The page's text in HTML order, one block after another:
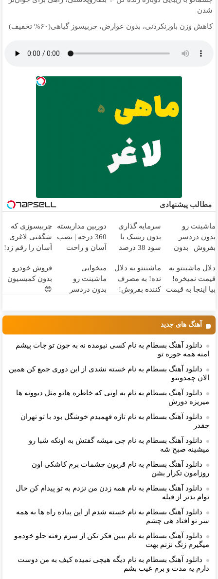
شدن
کاهش وزن باورنکردنی، بدون عوارض، چربیسوز گیاهی(۶۰% تخفیف)
مطالب پیشنهادی
ماشینت رو
بدون دردسر
بفروش | بدون
سرمایه گذاری
بدون ریسک با
سود 38 درصد
دوربین مداربسته
360 درجه | نصب
آسان و راحت
چربیسوزی که
شگفتی لاغری
آسان را رقم زد!
دلال ماشینتو به
قیمت نمیخره!
بیا اینجا به قیمت
ماشینتو به دلال
نده! به مصرف
کننده بفروش!
میخوایی
ماشینت رو
بدون دردسر
فروش خودرو
بدون کمیسیون
😍
آهنگ های جدید
دانلود آهنگ بسطام به نام کسی نیومده نه به جون تو جات پیشم
امنه همه جوره تو
دانلود آهنگ بسطام به نام خسته نشدی از این دوری جمع کن همین
الان چمدونتو
دانلود آهنگ بسطام به نام به اونی که خاطره هاتو مثل دیوونه ها
میریزه دورش
دانلود آهنگ بسطام به نام تازه فهمیدم خوشگل بود با تو تهران
چقدر
دانلود آهنگ بسطام به نام چی میشه گفتش به اونکه شبا رو
میشینه صبح شه
دانلود آهنگ بسطام به نام قربون چشمات برم کاشکی اون
روزامون تکرار بشن
دانلود آهنگ بسطام به نام همه زدن من نزدم به تو پیدام کن حال
توام بدتر از قبله
دانلود آهنگ بسطام به نام خسته شدم از این پیاده راه ها به همه
سر تو افتاد هی چشم
دانلود آهنگ بسطام به نام ببین فکر نکن از سرم رفته جلو خودمو
میگیرم زنگ نزنم بهت
دانلود آهنگ بسطام به نام دیگه هیچی نمیده کیف به من دوست
دارم یه مدت و برم غیب بشم